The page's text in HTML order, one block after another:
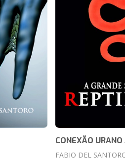
CONEXÃO URANO
FABIO DEL